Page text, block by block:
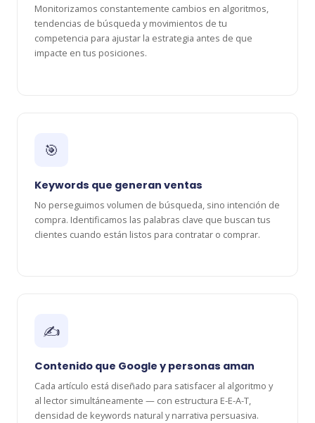
Monitorizamos constantemente cambios en algoritmos,
tendencias de búsqueda y movimientos de tu
competencia para ajustar la estrategia antes de que
impacte en tus posiciones.
🎯
Keywords que generan ventas
No perseguimos volumen de búsqueda, sino intención de
compra. Identificamos las palabras clave que buscan tus
clientes cuando están listos para contratar o comprar.
✍️
Contenido que Google y personas aman
Cada artículo está diseñado para satisfacer al algoritmo y
al lector simultáneamente — con estructura E-E-A-T,
densidad de keywords natural y narrativa persuasiva.